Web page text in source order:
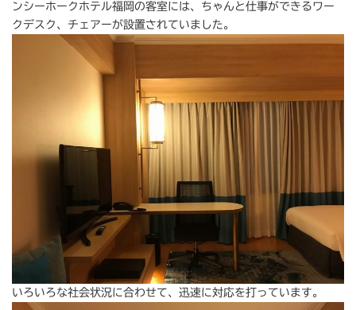
ンシーホークホテル福岡の客室には、ちゃんと仕事ができるワー
クデスク、チェアーが設置されていました。
いろいろな社会状況に合わせて、迅速に対応を打っています。